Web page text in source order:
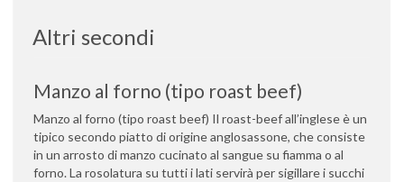
Altri secondi
Manzo al forno (tipo roast beef)
Manzo al forno (tipo roast beef) Il roast-beef all’inglese è un
tipico secondo piatto di origine anglosassone, che consiste
in un arrosto di manzo cucinato al sangue su fiamma o al
forno. La rosolatura su tutti i lati servirà per sigillare i succhi